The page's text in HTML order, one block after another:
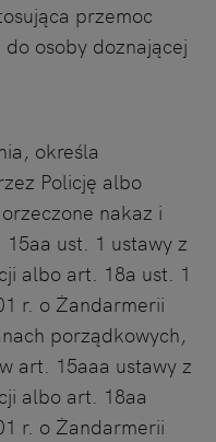
przemoc
osoby doznającej
określa
Policję albo
nakaz i
ust. 1 ustawy z
albo art. 18a ust. 1
r. o Żandarmerii
porządkowych,
art. 15aaa ustawy z
albo art. 18aa
r. o Żandarmerii